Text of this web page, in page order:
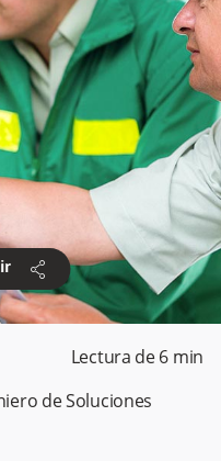
share
Lectura de6 min
de Soluciones